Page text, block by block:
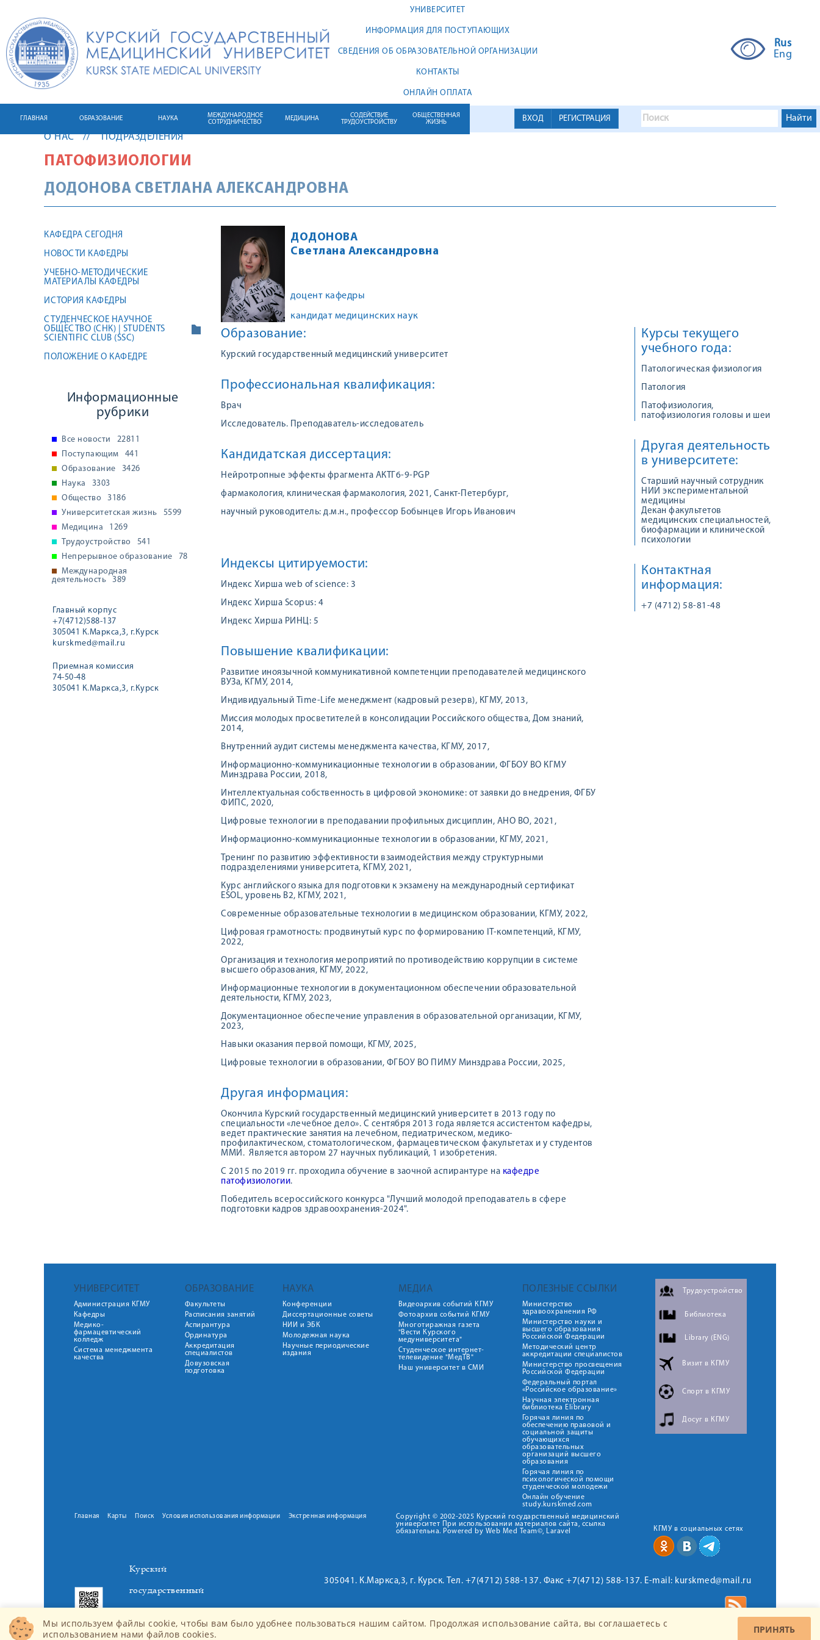
УНИВЕРСИТЕТ
ИНФОРМАЦИЯ ДЛЯ ПОСТУПАЮЩИХ
СВЕДЕНИЯ ОБ ОБРАЗОВАТЕЛЬНОЙ ОРГАНИЗАЦИИ
КОНТАКТЫ
ОНЛАЙН ОПЛАТА
Rus
Eng
ВХОД РЕГИСТРАЦИЯ
ГЛАВНАЯ ОБРАЗОВАНИЕ НАУКА
МЕЖДУНАРОДНОЕ
СОТРУДНИЧЕСТВО
МЕДИЦИНА
СОДЕЙСТВИЕ
ТРУДОУСТРОЙСТВУ
ОБЩЕСТВЕННАЯ
ЖИЗНЬ
О НАС ПОДРАЗДЕЛЕНИЯ
ПАТОФИЗИОЛОГИИ
ДОДОНОВА СВЕТЛАНА АЛЕКСАНДРОВНА
КАФЕДРА СЕГОДНЯ
НОВОСТИ КАФЕДРЫ
УЧЕБНО-МЕТОДИЧЕСКИЕ
МАТЕРИАЛЫ КАФЕДРЫ
ИСТОРИЯ КАФЕДРЫ
СТУДЕНЧЕСКОЕ НАУЧНОЕ
ОБЩЕСТВО (СНК) | STUDENTS
SCIENTIFIC CLUB (SSC)
ПОЛОЖЕНИЕ О КАФЕДРЕ
Информационные
рубрики
Все новости
22811
Поступающим
441
Образование
3426
Наука
3303
Общество
3186
Университетская жизнь
5599
Медицина
1269
Трудоустройство
541
Непрерывное образование
78
Международная
деятельность
389
Главный корпус
+7(4712)588-137
305041 К.Маркса,3, г.Курск
kurskmed@mail.ru
Приемная комиссия
74-50-48
305041 К.Маркса,3, г.Курск
ДОДОНОВА
Светлана Александровна
доцент кафедры
кандидат медицинских наук
Образование:
Курский государственный медицинский университет
Профессиональная квалификация:
Врач
Исследователь. Преподаватель-исследователь
Кандидатская диссертация:
Нейротропные эффекты фрагмента АКТГ6-9-PGP
фармакология, клиническая фармакология, 2021, Санкт-Петербург,
научный руководитель: д.м.н., профессор Бобынцев Игорь Иванович
Индексы цитируемости:
Индекс Хирша web of science: 3
Индекс Хирша Scopus: 4
Индекс Хирша РИНЦ: 5
Повышение квалификации:
Развитие иноязычной коммуникативной компетенции преподавателей медицинского
ВУЗа, КГМУ, 2014,
Индивидуальный Time-Life менеджмент (кадровый резерв), КГМУ, 2013,
Миссия молодых просветителей в консолидации Российского общества, Дом знаний,
2014,
Внутренний аудит системы менеджмента качества, КГМУ, 2017,
Информационно-коммуникационные технологии в образовании, ФГБОУ ВО КГМУ
Минздрава России, 2018,
Интеллектуальная собственность в цифровой экономике: от заявки до внедрения, ФГБУ
ФИПС, 2020,
Цифровые технологии в преподавании профильных дисциплин, АНО ВО, 2021,
Информационно-коммуникационные технологии в образовании, КГМУ, 2021,
Тренинг по развитию эффективности взаимодействия между структурными
подразделениями университета, КГМУ, 2021,
Курс английского языка для подготовки к экзамену на международный сертификат
ESOL, уровень В2, КГМУ, 2021,
Современные образовательные технологии в медицинском образовании, КГМУ, 2022,
Цифровая грамотность: продвинутый курс по формированию IT-компетенций, КГМУ,
2022,
Организация и технология мероприятий по противодействию коррупции в системе
высшего образования, КГМУ, 2022,
Информационные технологии в документационном обеспечении образовательной
деятельности, КГМУ, 2023,
Документационное обеспечение управления в образовательной организации, КГМУ,
2023,
Навыки оказания первой помощи, КГМУ, 2025,
Цифровые технологии в образовании, ФГБОУ ВО ПИМУ Минздрава России, 2025,
Другая информация:
Окончила Курский государственный медицинский университет в 2013 году по
специальности «лечебное дело». С сентября 2013 года является ассистентом кафедры,
ведет практические занятия на лечебном, педиатрическом, медико-
профилактическом, стоматологическом, фармацевтическом факультетах и у студентов
ММИ. Является автором 27 научных публикаций, 1 изобретения.
С 2015 по 2019 гг. проходила обучение в заочной аспирантуре на кафедре
патофизиологии.
Победитель всероссийского конкурса "Лучший молодой преподаватель в сфере
подготовки кадров здравоохранения-2024".
Курсы текущего
учебного года:
Патологическая физиология
Патология
Патофизиология,
патофизиология головы и шеи
Другая деятельность
в университете:
Старший научный сотрудник
НИИ экспериментальной
медицины
Декан факультетов
медицинских специальностей,
биофармации и клинической
психологии
Контактная
информация:
+7 (4712) 58-81-48
УНИВЕРСИТЕТ
Администрация КГМУ
Кафедры
Медико-
фармацевтический
колледж
Система менеджмента
качества
ОБРАЗОВАНИЕ
Факультеты
Расписания занятий
Аспирантура
Ординатура
Аккредитация
специалистов
Довузовская
подготовка
НАУКА
Конференции
Диссертационные советы
НИИ и ЭБК
Молодежная наука
Научные периодические
издания
МЕДИА
Видеоархив событий КГМУ
Фотоархив событий КГМУ
Многотиражная газета
"Вести Курского
медуниверситета"
Студенческое интернет-
телевидение "МедТВ"
Наш университет в СМИ
ПОЛЕЗНЫЕ ССЫЛКИ
Министерство
здравоохранения РФ
Министерство науки и
высшего образования
Российской Федерации
Методический центр
аккредитации специалистов
Министерство просвещения
Российской Федерации
Федеральный портал
«Российское образование»
Научная электронная
библиотека Elibrary
Горячая линия по
обеспечению правовой и
социальной защиты
обучающихся
образовательных
организаций высшего
образования
Горячая линия по
психологической помощи
студенческой молодежи
Онлайн обучение
study.kurskmed.com
Трудоустройство
Библиотека
Library (ENG)
Визит в КГМУ
Спорт в КГМУ
Досуг в КГМУ
Главная Карты Поиск Условия использования информации Экстренная информация
Copyright © 2002-2025 Курский государственный медицинский
университет При использовании материалов сайта, ссылка
обязательна. Powered by Web Med Team©, Laravel
КГМУ в социальных сетях
Курский
государственный
медицинский
университет
305041. К.Маркса,3, г. Курск. Тел. +7(4712) 588-137. Факс +7(4712) 588-137. E-mail: kurskmed@mail.ru
Мы используем файлы cookie, чтобы вам было удобнее пользоваться нашим сайтом. Продолжая использование сайта, вы соглашаетесь c
использованием нами файлов cookies.
ПРИНЯТЬ